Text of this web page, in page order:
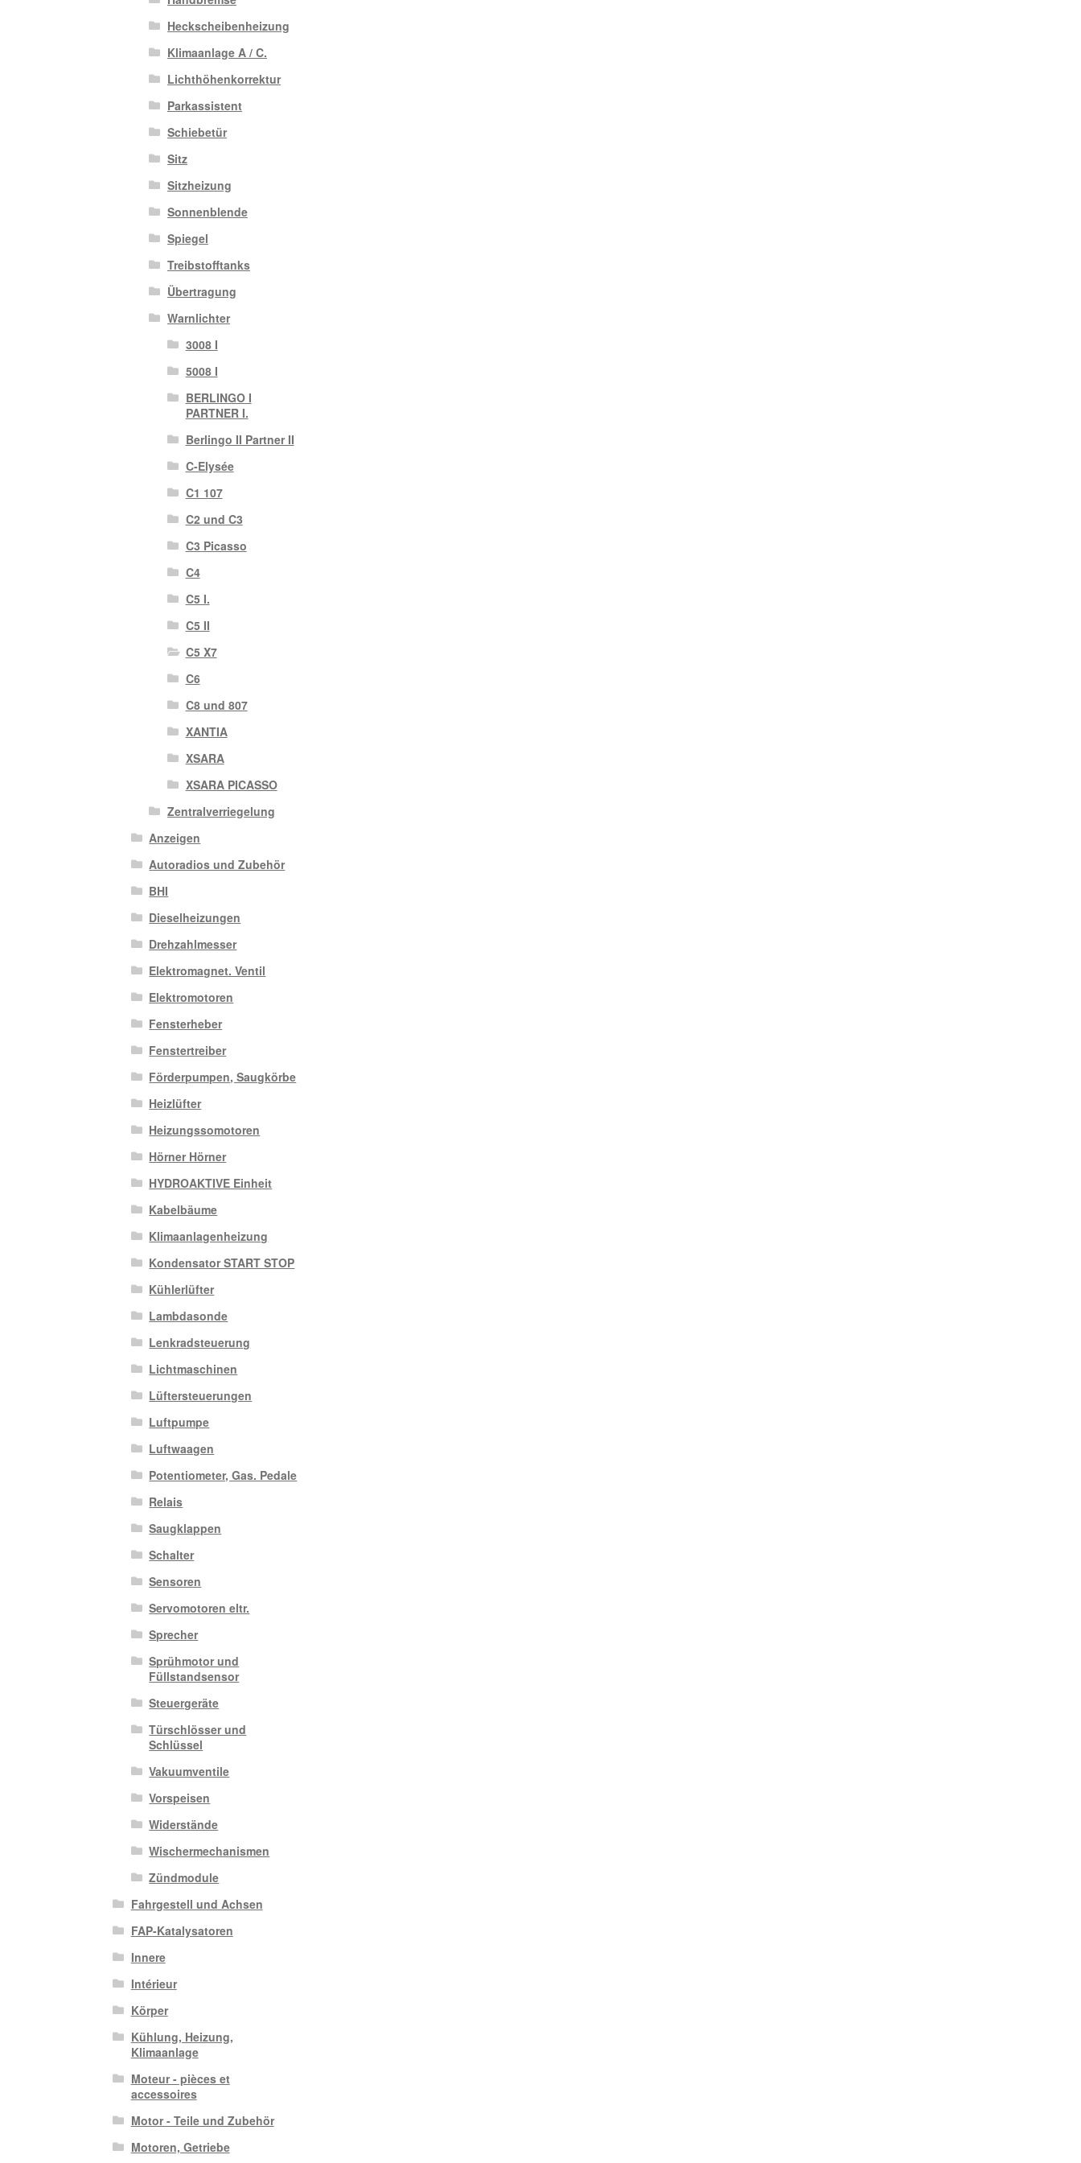
Heckscheibenheizung
Klimaanlage A / C.
Lichthöhenkorrektur
Parkassistent
Schiebetür
Sitz
Sitzheizung
Sonnenblende
Spiegel
Treibstofftanks
Übertragung
Warnlichter
3008 I
5008 I
BERLINGO I
PARTNER I.
Berlingo II Partner II
C-Elysée
C1 107
C2 und C3
C3 Picasso
C4
C5 I.
C5 II
C5 X7
C6
C8 und 807
XANTIA
XSARA
XSARA PICASSO
Zentralverriegelung
Anzeigen
Autoradios und Zubehör
BHI
Dieselheizungen
Drehzahlmesser
Elektromagnet. Ventil
Elektromotoren
Fensterheber
Fenstertreiber
Förderpumpen, Saugkörbe
Heizlüfter
Heizungssomotoren
Hörner Hörner
HYDROAKTIVE Einheit
Kabelbäume
Klimaanlagenheizung
Kondensator START STOP
Kühlerlüfter
Lambdasonde
Lenkradsteuerung
Lichtmaschinen
Lüftersteuerungen
Luftpumpe
Luftwaagen
Potentiometer, Gas. Pedale
Relais
Saugklappen
Schalter
Sensoren
Servomotoren eltr.
Sprecher
Sprühmotor und
Füllstandsensor
Steuergeräte
Türschlösser und
Schlüssel
Vakuumventile
Vorspeisen
Widerstände
Wischermechanismen
Zündmodule
Fahrgestell und Achsen
FAP-Katalysatoren
Innere
Intérieur
Körper
Kühlung, Heizung,
Klimaanlage
Moteur - pièces et
accessoires
Motor - Teile und Zubehör
Motoren, Getriebe